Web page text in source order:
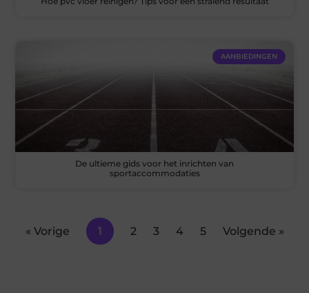
AANBIEDINGEN
De ultieme gids voor het inrichten van
sportaccommodaties
« Vorige 1 2 3 4 5 Volgende »